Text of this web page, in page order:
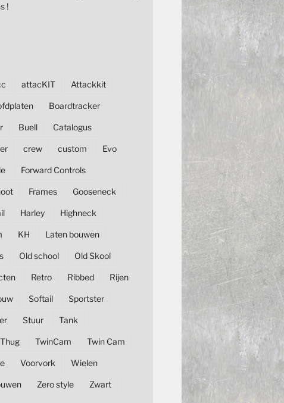
!
attacKIT Attackkit
Boardtracker
Buell Catalogus
crew custom Evo
Forward Controls
Frames Gooseneck
Harley Highneck
KH Laten bouwen
Old school Old Skool
Retro Ribbed Rijen
Softail Sportster
Stuur Tank
TwinCam Twin Cam
Voorvork Wielen
Zero style Zwart